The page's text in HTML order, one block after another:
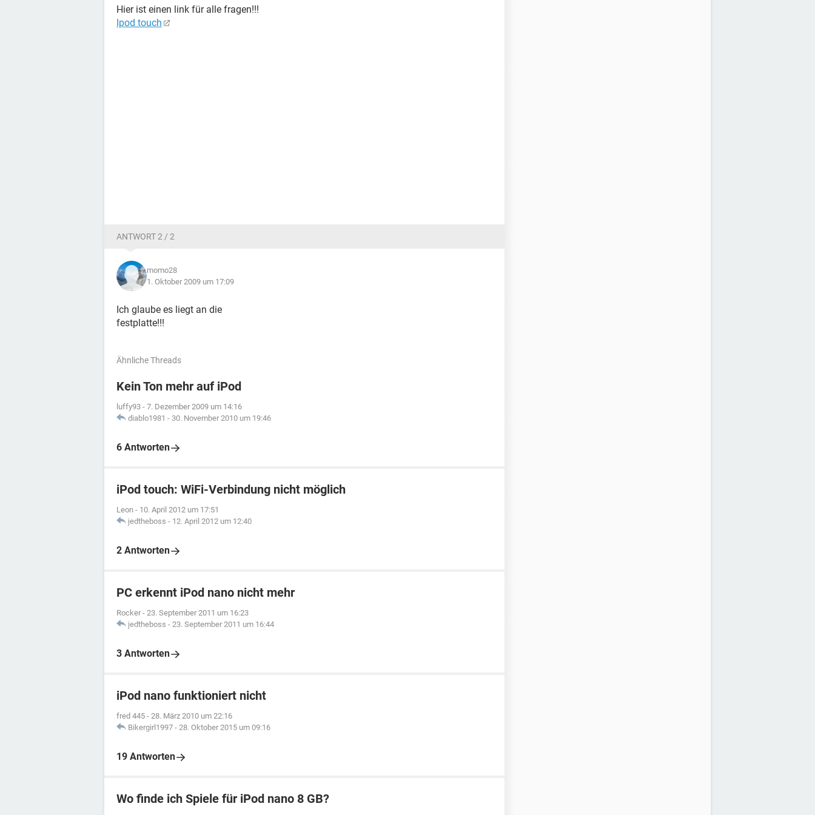
Hier ist einen link für alle fragen!!!
Ipod touch
ANTWORT 2 / 2
momo28
1. Oktober 2009 um 17:09
Ich glaube es liegt an die
festplatte!!!
Ähnliche Threads
Kein Ton mehr auf iPod
luffy93 - 7. Dezember 2009 um 14:16
diablo1981 - 30. November 2010 um 19:46
6 Antworten
iPod touch: WiFi-Verbindung nicht möglich
Leon - 10. April 2012 um 17:51
jedtheboss - 12. April 2012 um 12:40
2 Antworten
PC erkennt iPod nano nicht mehr
Rocker - 23. September 2011 um 16:23
jedtheboss - 23. September 2011 um 16:44
3 Antworten
iPod nano funktioniert nicht
fred 445 - 28. März 2010 um 22:16
Bikergirl1997 - 28. Oktober 2015 um 09:16
19 Antworten
Wo finde ich Spiele für iPod nano 8 GB?